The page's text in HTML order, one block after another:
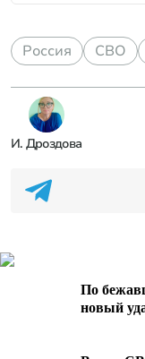
Россия СВО
И. Дроздова
По
новый